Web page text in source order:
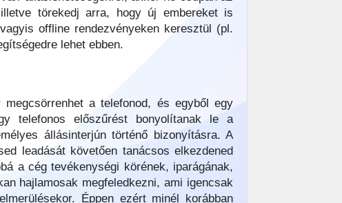
törekedj arra, hogy új embereket is
offline rendezvényeken keresztül (pl.
lehet ebben.
a telefonod, és egyből egy
telefonos előszűrést bonyolítanak le a
állásinterjún történő bizonyításra. A
leadását követően tanácsos elkezdened
a cég tevékenységi körének, iparágának,
hajlamosak megfeledkezni, ami igencsak
Éppen ezért minél korábban